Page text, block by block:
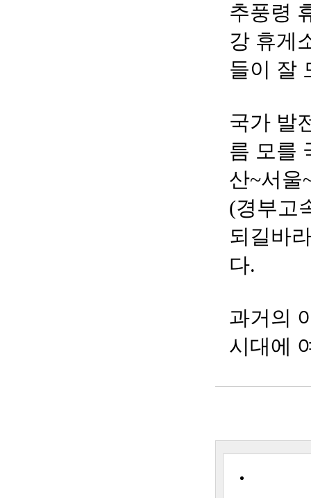
추풍령
강 휴게
들이 잘
국가 발
름 모를
산~서울
(경부고
되길바
다.
과거의
시대에